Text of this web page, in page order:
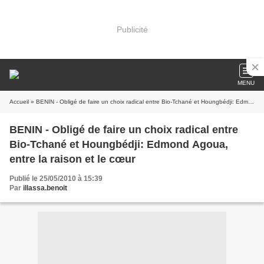
Publicité
MENU
Accueil » BENIN - Obligé de faire un choix radical entre Bio-Tchané et Houngbédji: Edmond Agoua, entre la raison et le cœur
BENIN - Obligé de faire un choix radical entre
Bio-Tchané et Houngbédji: Edmond Agoua,
entre la raison et le cœur
Publié le 25/05/2010 à 15:39
Par illassa.benoit